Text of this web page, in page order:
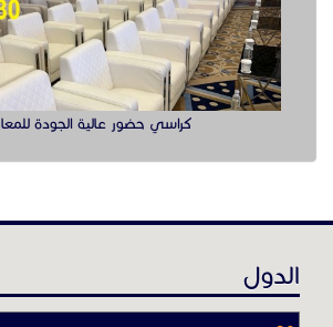
كراسي حضور عالية الجودة
الدول